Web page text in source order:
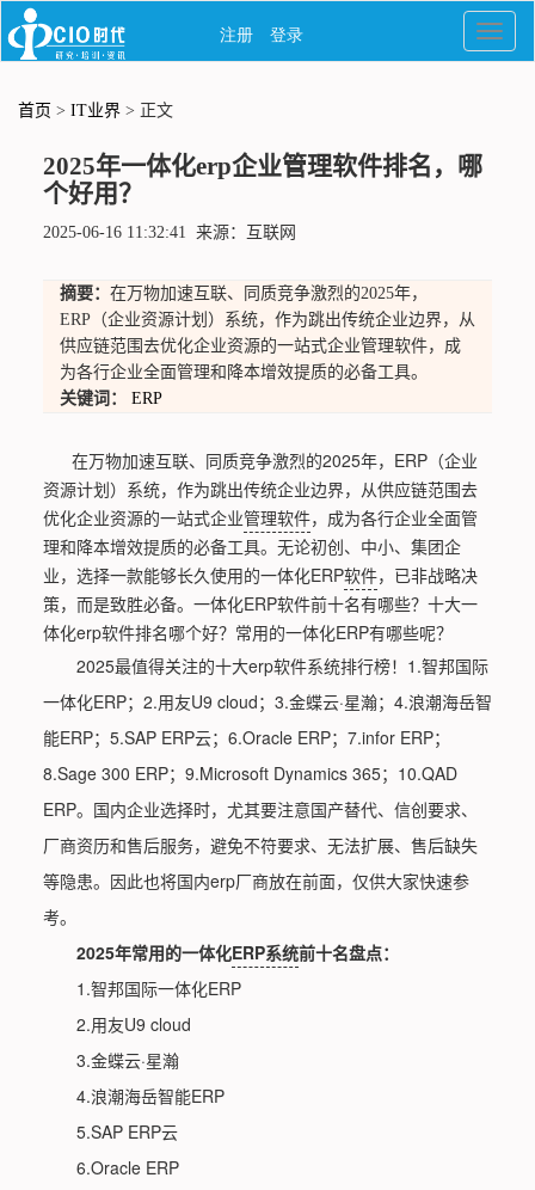
首页 > IT业界 > 正文
2025年一体化erp企业管理软件排名，哪
个好用？
2025-06-16 11:32:41 来源：互联网
摘要： 在万物加速互联、同质竞争激烈的2025年，
ERP（企业资源计划）系统，作为跳出传统企业边界，从
供应链范围去优化企业资源的一站式企业管理软件，成
为各行企业全面管理和降本增效提质的必备工具。
关键词：
ERP
在万物加速互联、同质竞争激烈的2025年，ERP（企业
资源计划）系统，作为跳出传统企业边界，从供应链范围去
优化企业资源的一站式企业管理软件，成为各行企业全面管
理和降本增效提质的必备工具。无论初创、中小、集团企
业，选择一款能够长久使用的一体化ERP软件，已非战略决
策，而是致胜必备。一体化ERP软件前十名有哪些？十大一
体化erp软件排名哪个好？常用的一体化ERP有哪些呢？
2025最值得关注的十大erp软件系统排行榜！1.智邦国际
一体化ERP；2.用友U9 cloud；3.金蝶云·星瀚；4.浪潮海岳智
能ERP；5.SAP ERP云；6.Oracle ERP；7.infor ERP；
8.Sage 300 ERP；9.Microsoft Dynamics 365；10.QAD
ERP。国内企业选择时，尤其要注意国产替代、信创要求、
厂商资历和售后服务，避免不符要求、无法扩展、售后缺失
等隐患。因此也将国内erp厂商放在前面，仅供大家快速参
考。
2025年常用的一体化ERP系统前十名盘点：
1.智邦国际一体化ERP
2.用友U9 cloud
3.金蝶云·星瀚
4.浪潮海岳智能ERP
5.SAP ERP云
6.Oracle ERP